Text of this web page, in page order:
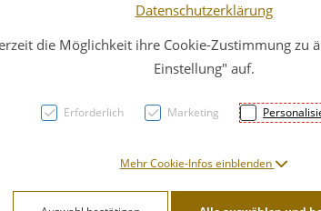
Datenschutzerklärung
die Möglichkeit ihre Cookie-Zustimmung zu
Einstellung" auf.
Erforderlich Marketing
Mehr Cookie-Infos einblenden